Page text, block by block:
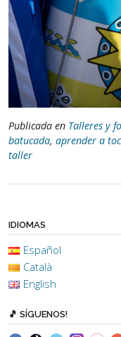
Publicada en Talleres y
batucada, aprender a
taller
IDIOMAS
Español
Català
English
🎵 SÍGUENOS!